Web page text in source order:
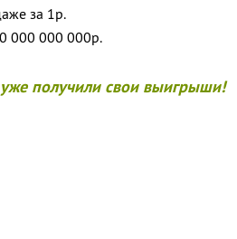
за 1р.
000 000 000р.
уже получили свои выигрыши!